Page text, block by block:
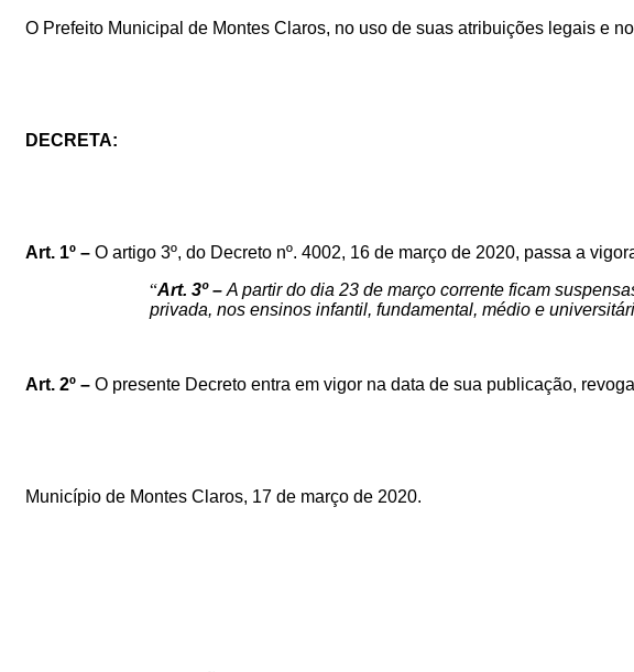
O Prefeito Municipal de Montes Claros, no uso de suas atribuições legais e
DECRETA:
Art. 1º – O artigo 3º, do Decreto nº. 4002, 16 de março de 2020, passa a
“Art. 3º –A partir do dia 23 de março corrente ficam
privada, nos ensinos infantil, fundamental, médio e
Art. 2º – O presente Decreto entra em vigor na data de sua publicação,
Município de Montes Claros, 17 de março de 2020.